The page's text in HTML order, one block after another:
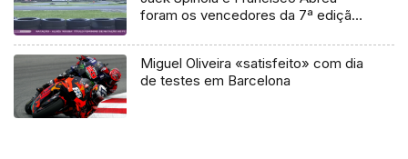
foram os vencedores da 7ª edição
Miguel Oliveira «satisfeito» com dia
de testes em Barcelona